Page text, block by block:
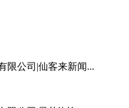
限公司|仙客来新闻...